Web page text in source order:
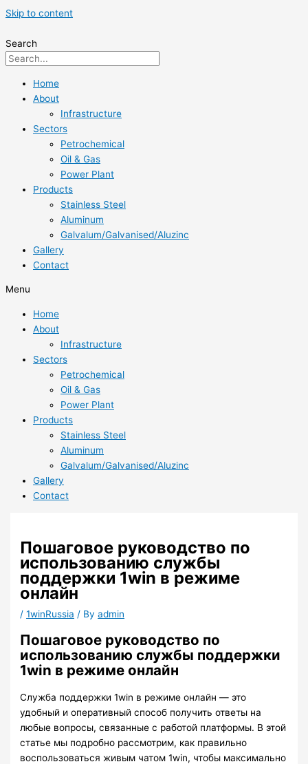
Skip to content
Search
Home
About
Infrastructure
Sectors
Petrochemical
Oil & Gas
Power Plant
Products
Stainless Steel
Aluminum
Galvalum/Galvanised/Aluzinc
Gallery
Contact
Menu
Home
About
Infrastructure
Sectors
Petrochemical
Oil & Gas
Power Plant
Products
Stainless Steel
Aluminum
Galvalum/Galvanised/Aluzinc
Gallery
Contact
Пошаговое руководство по
использованию службы
поддержки 1win в режиме
онлайн
/1winRussia / Byadmin
Пошаговое руководство по
использованию службы поддержки
1win в режиме онлайн
Служба поддержки 1win в режиме онлайн — это
удобный и оперативный способ получить ответы на
любые вопросы, связанные с работой платформы. В этой
статье мы подробно рассмотрим, как правильно
воспользоваться живым чатом 1win, чтобы максимально